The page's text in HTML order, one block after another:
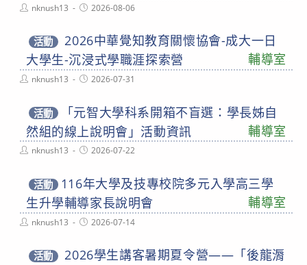
Postnknush13
Post2026-08-06
活動
2026中華覺知教育關懷協會-成大一日
大學生-沉浸式學職涯探索營
輔導室
Postnknush13
Post2026-07-31
活動
「元智大學科系開箱不盲選：學長姊自
然組的線上說明會」活動資訊
輔導室
Postnknush13
Post2026-07-22
活動
116年大學及技專校院多元入學高三學
生升學輔導家長說明會
輔導室
Postnknush13
Post2026-07-14
活動
2026學生講客暑期夏令營——「後龍漘